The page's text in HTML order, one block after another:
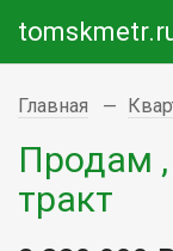
Главная
Продам ,
тракт